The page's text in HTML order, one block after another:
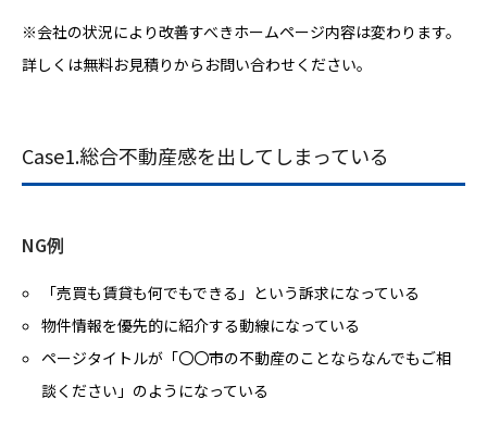
※会社の状況により改善すべきホームページ内容は変わります。
詳しくは無料お見積りからお問い合わせください。
Case1.総合不動産感を出してしまっている
NG例
「売買も賃貸も何でもできる」という訴求になっている
物件情報を優先的に紹介する動線になっている
ページタイトルが「〇〇市の不動産のことならなんでもご相
談ください」のようになっている